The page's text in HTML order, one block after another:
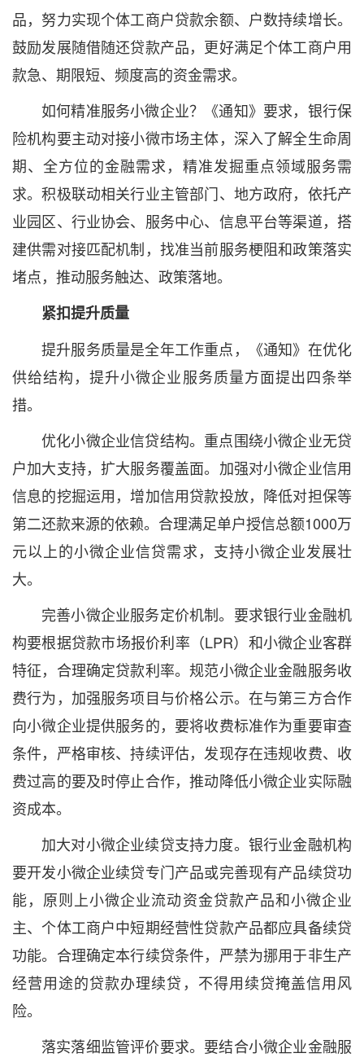
品，努力实现个体工商户贷款余额、户数持续增长。
鼓励发展随借随还贷款产品，更好满足个体工商户用
款急、期限短、频度高的资金需求。
如何精准服务小微企业？《通知》要求，银行保
险机构要主动对接小微市场主体，深入了解全生命周
期、全方位的金融需求，精准发掘重点领域服务需
求。积极联动相关行业主管部门、地方政府，依托产
业园区、行业协会、服务中心、信息平台等渠道，搭
建供需对接匹配机制，找准当前服务梗阻和政策落实
堵点，推动服务触达、政策落地。
紧扣提升质量
提升服务质量是全年工作重点，《通知》在优化
供给结构，提升小微企业服务质量方面提出四条举
措。
优化小微企业信贷结构。重点围绕小微企业无贷
户加大支持，扩大服务覆盖面。加强对小微企业信用
信息的挖掘运用，增加信用贷款投放，降低对担保等
第二还款来源的依赖。合理满足单户授信总额1000万
元以上的小微企业信贷需求，支持小微企业发展壮
大。
完善小微企业服务定价机制。要求银行业金融机
构要根据贷款市场报价利率（LPR）和小微企业客群
特征，合理确定贷款利率。规范小微企业金融服务收
费行为，加强服务项目与价格公示。在与第三方合作
向小微企业提供服务的，要将收费标准作为重要审查
条件，严格审核、持续评估，发现存在违规收费、收
费过高的要及时停止合作，推动降低小微企业实际融
资成本。
加大对小微企业续贷支持力度。银行业金融机构
要开发小微企业续贷专门产品或完善现有产品续贷功
能，原则上小微企业流动资金贷款产品和小微企业
主、个体工商户中短期经营性贷款产品都应具备续贷
功能。合理确定本行续贷条件，严禁为挪用于非生产
经营用途的贷款办理续贷，不得用续贷掩盖信用风
险。
落实落细监管评价要求。要结合小微企业金融服